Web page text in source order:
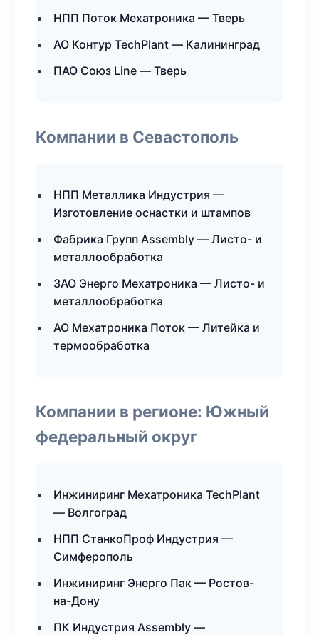
НПП Поток Мехатроника — Тверь
АО Контур TechPlant — Калининград
ПАО Союз Line — Тверь
Компании в Севастополь
НПП Металлика Индустрия —
Изготовление оснастки и штампов
Фабрика Групп Assembly — Листо- и
металлообработка
ЗАО Энерго Мехатроника — Листо- и
металлообработка
АО Мехатроника Поток — Литейка и
термообработка
Компании в регионе: Южный
федеральный округ
Инжиниринг Мехатроника TechPlant
— Волгоград
НПП СтанкоПроф Индустрия —
Симферополь
Инжиниринг Энерго Пак — Ростов-
на-Дону
ПК Индустрия Assembly —